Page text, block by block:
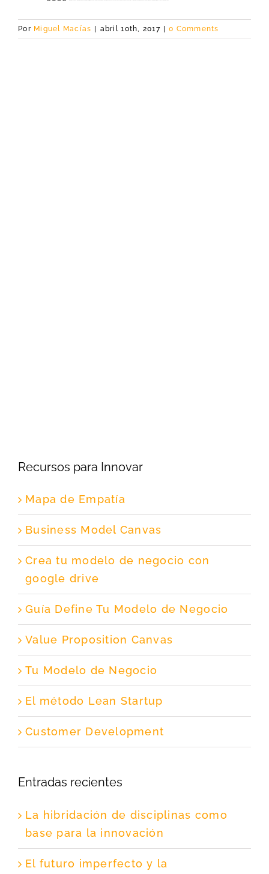
Por Miguel Macías abril 10th, 2017 0 Comments
Recursos para Innovar
Mapa de Empatía
Business Model Canvas
Crea tu modelo de negocio con
google drive
Guía Define Tu Modelo de Negocio
Value Proposition Canvas
Tu Modelo de Negocio
El método Lean Startup
Customer Development
Entradas recientes
La hibridación de disciplinas como
base para la innovación
El futuro imperfecto y la